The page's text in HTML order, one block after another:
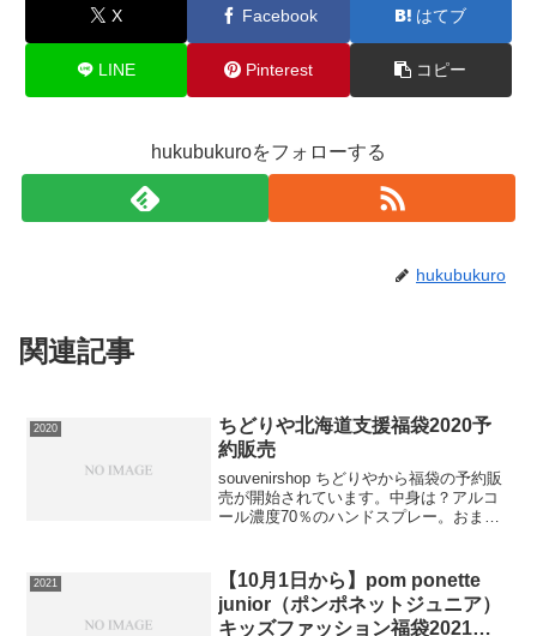
X Facebook はてブ
LINE Pinterest コピー
hukubukuroをフォローする
hukubukuro
関連記事
2020
ちどりや北海道支援福袋2020予
約販売
souvenirshop ちどりやから福袋の予約販
売が開始されています。中身は？アルコ
ール濃度70％のハンドスプレー。おまけ
無料ですので必ず手に入れたい人は早め
の在庫...
2021
【10月1日から】pom ponette
junior（ポンポネットジュニア）
キッズファッション福袋2021先